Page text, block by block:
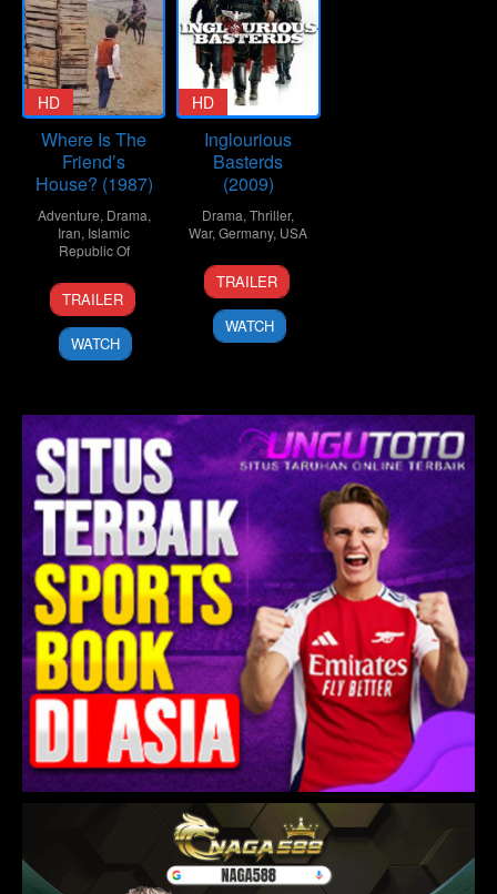
HD
Where Is The
Friend’s
House? (1987)
Adventure, Drama,
Iran, Islamic
Republic Of
1
Jul
1987
Abbas
Kiarostami
TRAILER
WATCH
HD
Inglourious
Basterds
(2009)
Drama,Thriller,
War,Germany, USA
2
Aug
2009
Carlos
Fidel
TRAILER
WATCH